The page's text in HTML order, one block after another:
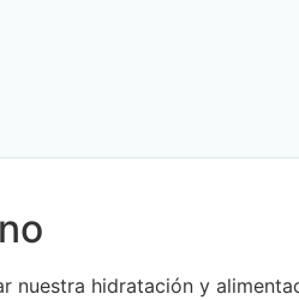
nuestra hidratación y